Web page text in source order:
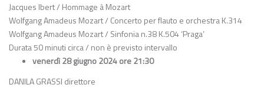
Jacques Ibert/ Hommage à Mozart
Wolfgang Amadeus Mozart/ Concerto per flauto e orchestra K.314
Wolfgang Amadeus Mozart/ Sinfonia n.38 K.504 ‘Praga’
Durata 50 minuti circa / non è previsto intervallo
venerdì 28 giugno 2024 ore 21:30
DANILA GRASSI direttore